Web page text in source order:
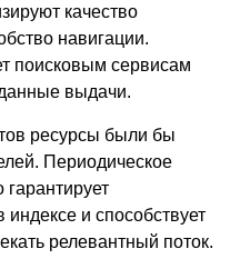
качество
навигации.
поисковым сервисам
выдачи.
ресурсы были бы
Периодическое
и способствует
релевантный поток.